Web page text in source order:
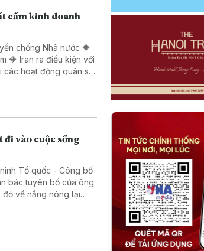
cấm kinh doanh
chống Nhà nước 🔶
🔶 Iran ra điều kiện với
các hoạt động quân sự
đi vào cuộc sống
Tổ quốc - Công bố
bác tuyên bố của ông
về nắng nóng tại